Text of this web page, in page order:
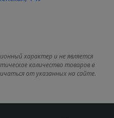
характер и не является
количество товаров в
от указанных на сайте.